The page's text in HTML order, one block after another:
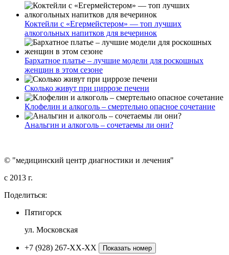
Коктейли с «Егермейстером» — топ лучших
алкогольных напитков для вечеринок
Бархатное платье – лучшие модели для роскошных
женщин в этом сезоне
Сколько живут при циррозе печени
Клофелин и алкоголь – смертельно опасное сочетание
Анальгин и алкоголь – сочетаемы ли они?
© "медицинский центр диагностики и лечения"
c 2013 г.
Поделиться:
Пятигорск
ул. Московская
+7 (928) 267-XX-XX Показать номер